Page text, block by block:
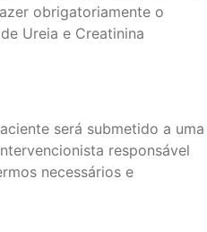
obrigatoriamente o
Ureia e Creatinina
será submetido a uma
responsável
necessários e